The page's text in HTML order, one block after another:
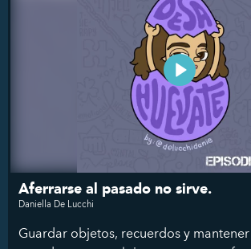
Aferrarse al pasado no sirve.
Daniella De Lucchi
Guardar objetos, recuerdos y